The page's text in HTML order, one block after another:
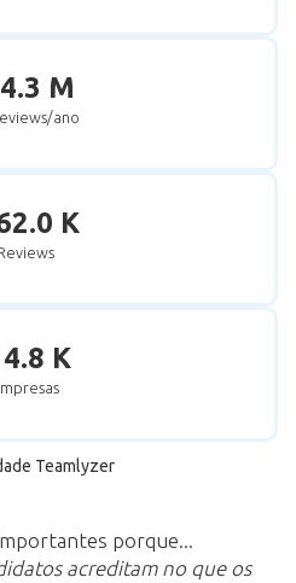
M
ano
K
4.8 K
Teamlyzer
porque...
acreditam no que os